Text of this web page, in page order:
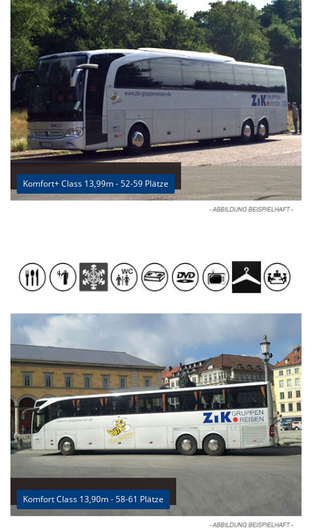
Komfort+ Class 13,99m - 52-59 Plätze
Komfort Class 13,90m - 58-61 Plätze